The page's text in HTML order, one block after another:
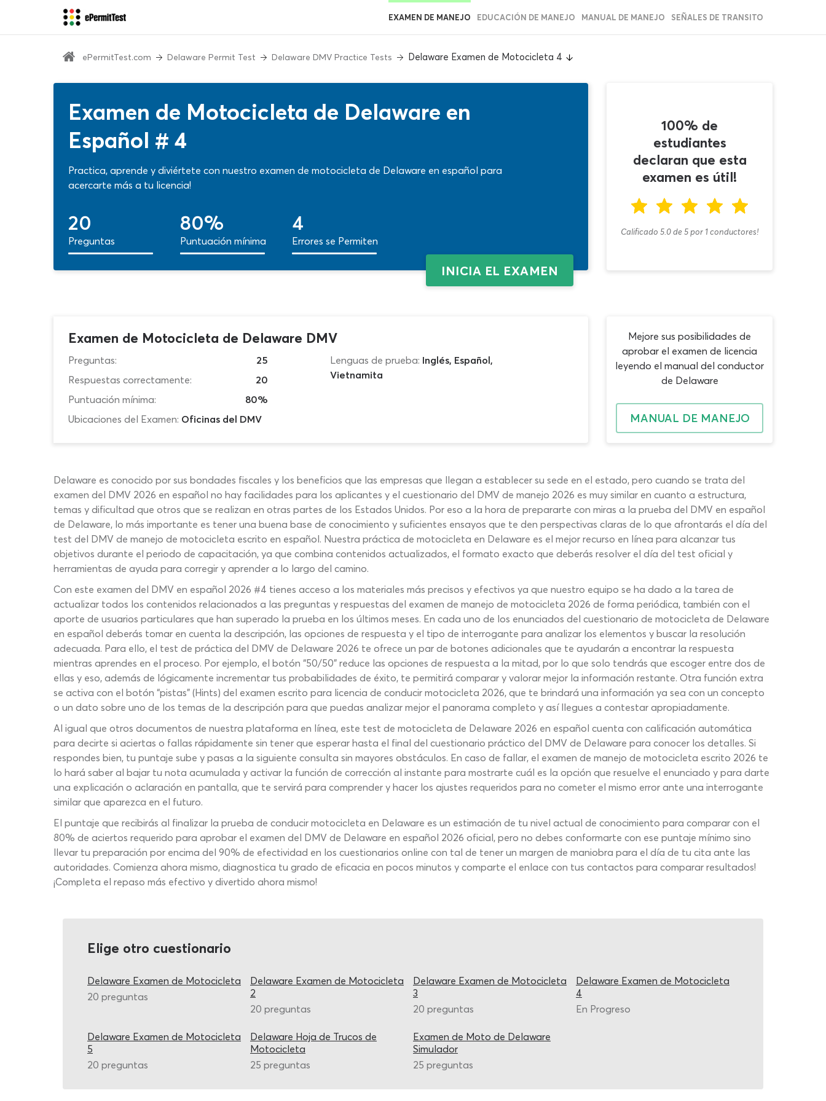
EXAMEN DE MANEJO EDUCACIÓN DE MANEJO MANUAL DE MANEJO SEÑALES DE TRANSITO
ePermitTest.com Delaware Permit Test Delaware DMV Practice Tests Delaware Examen de Motocicleta 4
Examen de Motocicleta de Delaware en
Español # 4
Practica, aprende y diviértete con nuestro examen de motocicleta de Delaware en español para
acercarte más a tu licencia!
20
Preguntas
80%
Puntuación mínima
4
Errores se Permiten
INICIA EL EXAMEN
100% de
estudiantes
declaran que esta
examen es útil!
Calificado 5.0de5 por 1conductores!
Examen de Motocicleta de Delaware DMV
Preguntas:
25
Respuestas correctamente:
20
Puntuación mínima:
80%
Ubicaciones del Examen: Oficinas del DMV
Lenguas de prueba: Inglés, Español,
Vietnamita
Mejore sus posibilidades de
aprobar el examen de licencia
leyendo el manual del conductor
de Delaware
MANUAL DE MANEJO
Delaware es conocido por sus bondades fiscales y los beneficios que las empresas que llegan a establecer su sede en el estado, pero cuando se trata del
examen del DMV 2026 en español no hay facilidades para los aplicantes y el cuestionario del DMV de manejo 2026 es muy similar en cuanto a estructura,
temas y dificultad que otros que se realizan en otras partes de los Estados Unidos. Por eso a la hora de prepararte con miras a la prueba del DMV en español
de Delaware, lo más importante es tener una buena base de conocimiento y suficientes ensayos que te den perspectivas claras de lo que afrontarás el día del
test del DMV de manejo de motocicleta escrito en español. Nuestra práctica de motocicleta en Delaware es el mejor recurso en línea para alcanzar tus
objetivos durante el periodo de capacitación, ya que combina contenidos actualizados, el formato exacto que deberás resolver el día del test oficial y
herramientas de ayuda para corregir y aprender a lo largo del camino.
Con este examen del DMV en español 2026 #4 tienes acceso a los materiales más precisos y efectivos ya que nuestro equipo se ha dado a la tarea de
actualizar todos los contenidos relacionados a las preguntas y respuestas del examen de manejo de motocicleta 2026 de forma periódica, también con el
aporte de usuarios particulares que han superado la prueba en los últimos meses. En cada uno de los enunciados del cuestionario de motocicleta de Delaware
en español deberás tomar en cuenta la descripción, las opciones de respuesta y el tipo de interrogante para analizar los elementos y buscar la resolución
adecuada. Para ello, el test de práctica del DMV de Delaware 2026 te ofrece un par de botones adicionales que te ayudarán a encontrar la respuesta
mientras aprendes en el proceso. Por ejemplo, el botón “50/50” reduce las opciones de respuesta a la mitad, por lo que solo tendrás que escoger entre dos de
ellas y eso, además de lógicamente incrementar tus probabilidades de éxito, te permitirá comparar y valorar mejor la información restante. Otra función extra
se activa con el botón “pistas” (Hints) del examen escrito para licencia de conducir motocicleta 2026, que te brindará una información ya sea con un concepto
o un dato sobre uno de los temas de la descripción para que puedas analizar mejor el panorama completo y así llegues a contestar apropiadamente.
Al igual que otros documentos de nuestra plataforma en línea, este test de motocicleta de Delaware 2026 en español cuenta con calificación automática
para decirte si aciertas o fallas rápidamente sin tener que esperar hasta el final del cuestionario práctico del DMV de Delaware para conocer los detalles. Si
respondes bien, tu puntaje sube y pasas a la siguiente consulta sin mayores obstáculos. En caso de fallar, el examen de manejo de motocicleta escrito 2026 te
lo hará saber al bajar tu nota acumulada y activar la función de corrección al instante para mostrarte cuál es la opción que resuelve el enunciado y para darte
una explicación o aclaración en pantalla, que te servirá para comprender y hacer los ajustes requeridos para no cometer el mismo error ante una interrogante
similar que aparezca en el futuro.
El puntaje que recibirás al finalizar la prueba de conducir motocicleta en Delaware es un estimación de tu nivel actual de conocimiento para comparar con el
80% de aciertos requerido para aprobar el examen del DMV de Delaware en español 2026 oficial, pero no debes conformarte con ese puntaje mínimo sino
llevar tu preparación por encima del 90% de efectividad en los cuestionarios online con tal de tener un margen de maniobra para el día de tu cita ante las
autoridades. Comienza ahora mismo, diagnostica tu grado de eficacia en pocos minutos y comparte el enlace con tus contactos para comparar resultados!
¡Completa el repaso más efectivo y divertido ahora mismo!
Elige otro cuestionario
Delaware Examen de Motocicleta
20 preguntas
Delaware Examen de Motocicleta
2
20 preguntas
Delaware Examen de Motocicleta
3
20 preguntas
Delaware Examen de Motocicleta
4
En Progreso
Delaware Examen de Motocicleta
5
20 preguntas
Delaware Hoja de Trucos de
Motocicleta
25 preguntas
Examen de Moto de Delaware
Simulador
25 preguntas